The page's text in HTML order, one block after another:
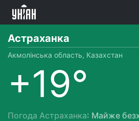
Астраханка
Акмолінська область, Казахстан
+19°
Погода Астраханка: Майже